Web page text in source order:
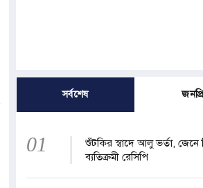
সর্বশেষ
01
শুঁটকির স্বাদে আলু ভর্তা, জেনে
ব্যতিক্রমী রেসিপি